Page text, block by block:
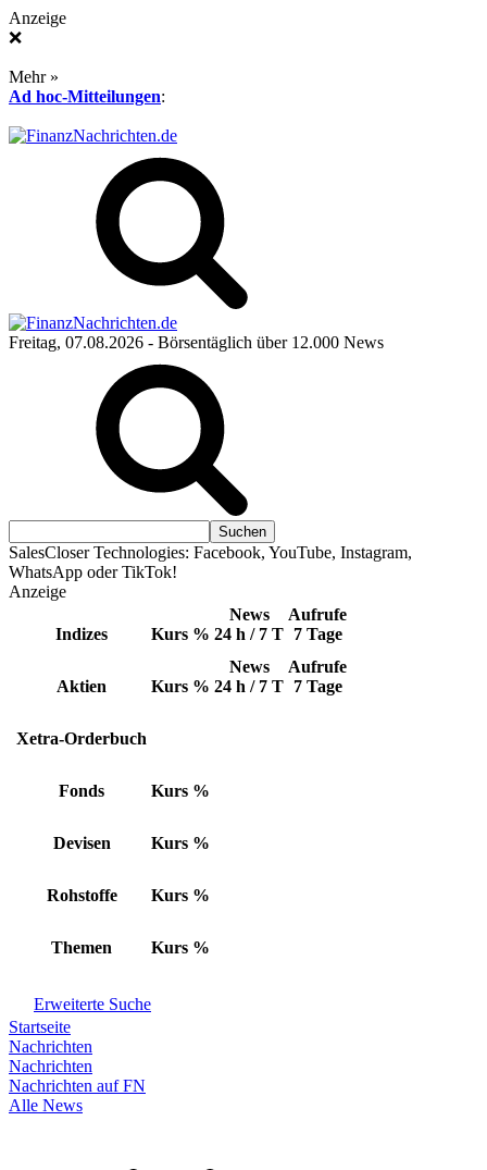
Anzeige
❌
Mehr »
Ad hoc-Mitteilungen:
Freitag, 07.08.2026 - Börsentäglich über 12.000 News
SalesCloser Technologies: Facebook, YouTube, Instagram,
WhatsApp oder TikTok!
Anzeige
Indizes Kurs %
News
24 h / 7 T
Aufrufe
7 Tage
Aktien Kurs %
News
24 h / 7 T
Aufrufe
7 Tage
Xetra-Orderbuch
Fonds Kurs %
Devisen Kurs %
Rohstoffe Kurs %
Themen Kurs %
Erweiterte Suche
Startseite
Nachrichten
Nachrichten
Nachrichten auf FN
Alle News